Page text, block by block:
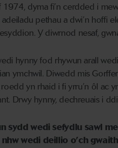
1974, dymafi’n cerdded i
adeiladu pethau a dwi’n hoffi
. Ydiwrnod nesaf,
hynny fod rhywun arall
ymchwil. Diwedd mis
roeddyn rhaid ifi yrru’n ôl ac
. Drwy hynny, dechreuais i
sydd wedi sefydlu sawl
wedi deillio o’ch